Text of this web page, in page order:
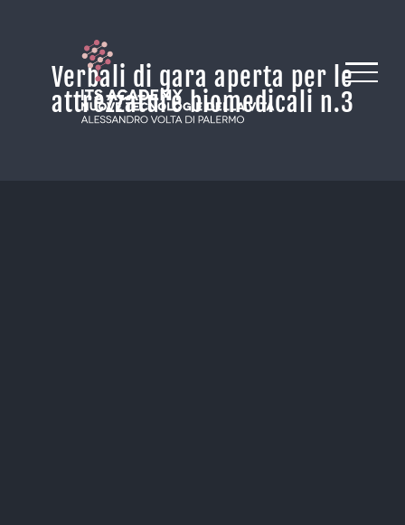
Verbali di gara aperta per le
attrezzature biomedicali n.3